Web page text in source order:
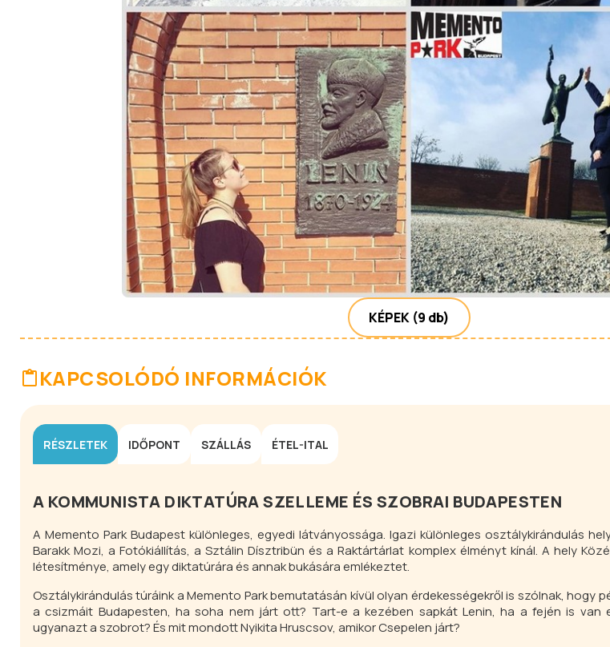
KÉPEK(9 db)
KAPCSOLÓDÓ INFORMÁCIÓK
RÉSZLETEK IDŐPONT SZÁLLÁS ÉTEL-ITAL
A KOMMUNISTA DIKTATÚRA SZELLEME ÉS SZOBRAI BUDAPESTEN
A Memento Park Budapest különleges, egyedi látványossága. Igazi különleges osztálykirándulás
Barakk Mozi, a Fotókiállítás, a Sztálin Dísztribün és a Raktártárlat komplex élményt kínál. A hely
létesítménye, amely egy diktatúrára és annak bukására emlékeztet.
Osztálykirándulás túráink a Memento Park bemutatásán kívül olyan érdekességekről is szólnak, hogy
a csizmáit Budapesten, ha soha nem járt ott? Tart-e a kezében sapkát Lenin, ha a fején is van
ugyanazt a szobrot? És mit mondott Nyikita Hruscsov, amikor Csepelen járt?